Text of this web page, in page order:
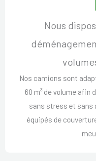
Nous
Nos camions sont
60 m³ de volume afin
sans stress et sans
équipés de